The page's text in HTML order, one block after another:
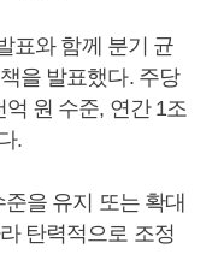
표와 함께 분기 균
을 발표했다. 주당
원 수준, 연간 1조
.
을 유지 또는 확대
탄력적으로 조정